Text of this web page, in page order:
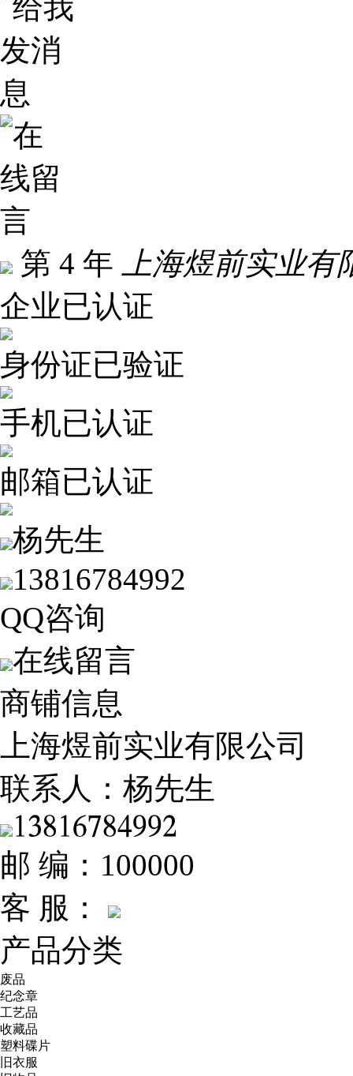
第 4 年
上海煜前实业有
企业已认证
身份证已验证
手机已认证
邮箱已认证
杨先生
13816784992
QQ咨询
在线留言
商铺信息
上海煜前实业有限公司
联系人： 杨先生
𐁡𐁩𐁢𐁡𐁣𐁧𐁢𐁫𐁦𐁦𐁤
邮 编： 100000
客 服：
产品分类
废品
纪念章
工艺品
收藏品
塑料碟片
旧衣服